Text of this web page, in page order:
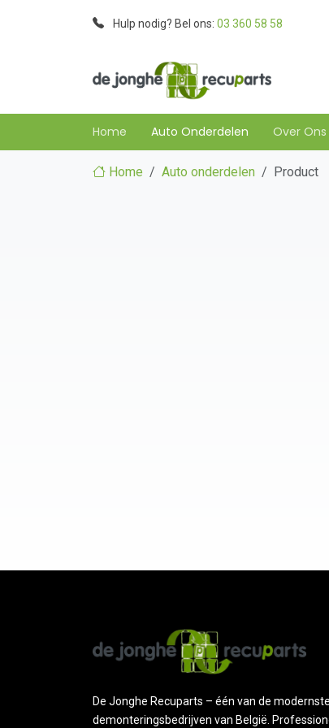
Hulp nodig? Bel ons: 03 360 58 58
Home Auto Onderdelen Over Ons
Home Auto onderdelen Product
De Jonghe Recuparts – één van de
demonteringsbedrijven van België.